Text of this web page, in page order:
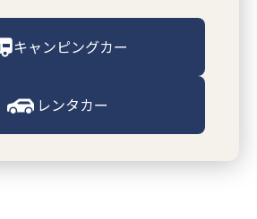
キャンピングカー
レンタカー